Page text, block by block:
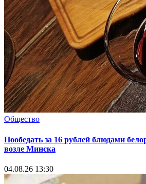
Общество
Пообедать за 16 рублей блюдами
возле Минска
04.08.26 13:30